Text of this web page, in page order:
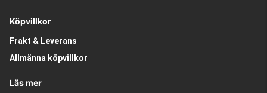
Köpvillkor
Frakt & Leverans
Allmänna köpvillkor
Läs mer